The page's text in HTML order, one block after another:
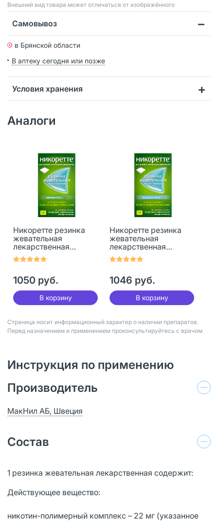
Bнешний вид товара может отличаться от изображённого
Самовывоз
в Брянской области
В аптеку сегодня или позже
Условия хранения
Аналоги
Никоретте резинка
жевательная
лекарственная
свежая мята 4 мг 30
шт
1050 руб.
В корзину
Никоретте резинка
жевательная
лекарственная
морозная мята 4 мг
30 шт
1046 руб.
В корзину
Страница носит информационный характер о наличии препаратов.
Перед назначением и применением проконсультируйтесь с врачом
Инструкция по применению
Производитель
МакНил АБ, Швеция
Состав
1 резинка жевательная лекарственная содержит:
Действующее вещество:
никотин-полимерный комплекс – 22 мг (указанное